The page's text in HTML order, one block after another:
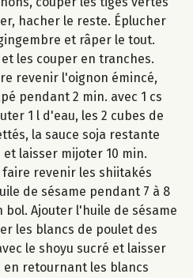
hacher le reste. Éplucher
et râper le tout.
les couper en tranches.
revenir l'oignon émincé,
pendant 2 min. avec 1 cs
1 l d'eau, les 2 cubes de
la sauce soja restante
laisser mijoter 10 min.
faire revenir les shiitakés
de sésame pendant 7 à 8
bol. Ajouter l'huile de sésame
les blancs de poulet des
le shoyu sucré et laisser
en retournant les blancs